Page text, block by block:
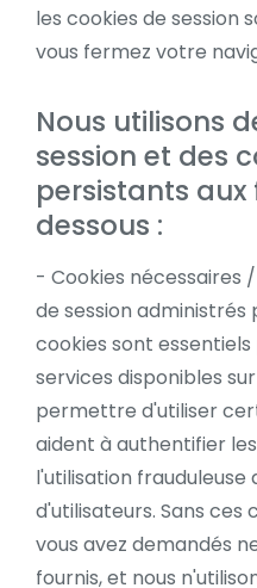
les cookies de session
vous fermez votre
Nous utilisons
session et des
persistants
dessous :
- Cookies nécessaires
de session administrés
cookies sont
services disponibles
permettre d'utiliser
aident à authentifier
l'utilisation frauduleuse
d'utilisateurs. Sans ces
vous avez demandés
fournis, et nous